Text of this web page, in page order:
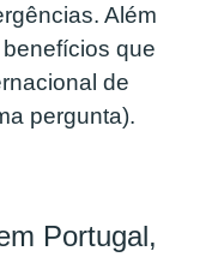
Além
que
de
pergunta).
Portugal,